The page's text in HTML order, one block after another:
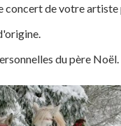
concert de votre artiste
du père Noël.